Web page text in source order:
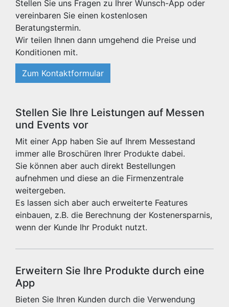
Stellen Sie uns Fragen zu Ihrer Wunsch-App oder
vereinbaren Sie einen kostenlosen
Beratungstermin.
Wir teilen Ihnen dann umgehend die Preise und
Konditionen mit.
Zum Kontaktformular
Stellen Sie Ihre Leistungen auf Messen
und Events vor
Mit einer App haben Sie auf Ihrem Messestand
immer alle Broschüren Ihrer Produkte dabei.
Sie können aber auch direkt Bestellungen
aufnehmen und diese an die Firmenzentrale
weitergeben.
Es lassen sich aber auch erweiterte Features
einbauen, z.B. die Berechnung der Kostenersparnis,
wenn der Kunde Ihr Produkt nutzt.
Erweitern Sie Ihre Produkte durch eine
App
Bieten Sie Ihren Kunden durch die Verwendung